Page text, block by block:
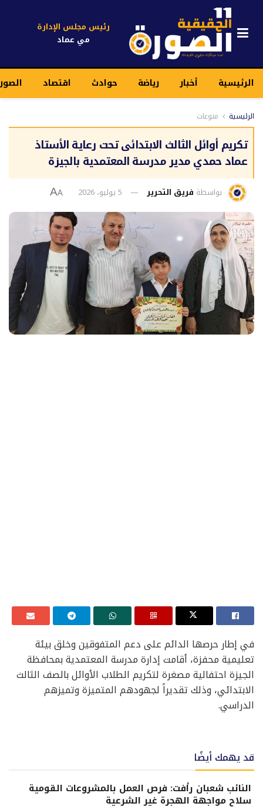
رئيس مجلس الإدارة
مي عماد
الرئيسية أخبار رياضة حوادث اقتصاد
الرئيسية منوعات
تكريم أوائل الثالث الابتدائى تحت رعاية الأستاذ
عماد حمدي مدير مدرسة المعتمدية بالجيزة
بواسطة فريق التحرير 5 يوليو، 2026 A
A
في إطار حرصها الدائم على دعم المتفوقين وخلق بيئة
تعليمية محفزة، أقامت إدارة مدرسة المعتمدية بمحافظة
الجيزة احتفالية مصغرة لتكريم الطلاب الأوائل بالصف الثالث
الابتدائي، وذلك تقديراً لجهودهم المتميزة وتميزهم
الدراسي.
قد يهمك أيضًا
النائب شعبان رأفت: فرص العمل بالمشروعات القومية
سلاح مواجهة الهجرة غير الشرعية